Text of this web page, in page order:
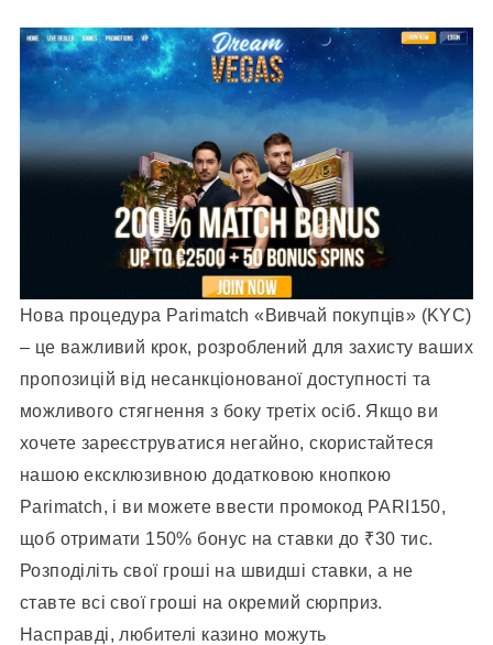
Нова процедура Parimatch «Вивчай покупців» (KYC)
– це важливий крок, розроблений для захисту ваших
пропозицій від несанкціонованої доступності та
можливого стягнення з боку третіх осіб. Якщо ви
хочете зареєструватися негайно, скористайтеся
нашою ексклюзивною додатковою кнопкою
Parimatch, і ви можете ввести промокод PARI150,
щоб отримати 150% бонус на ставки до ₹30 тис.
Розподіліть свої гроші на швидші ставки, а не
ставте всі свої гроші на окремий сюрприз.
Насправді, любителі казино можуть